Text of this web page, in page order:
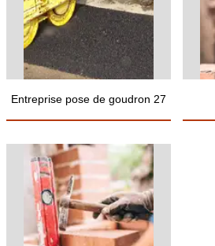
Entreprise pose de goudron 27